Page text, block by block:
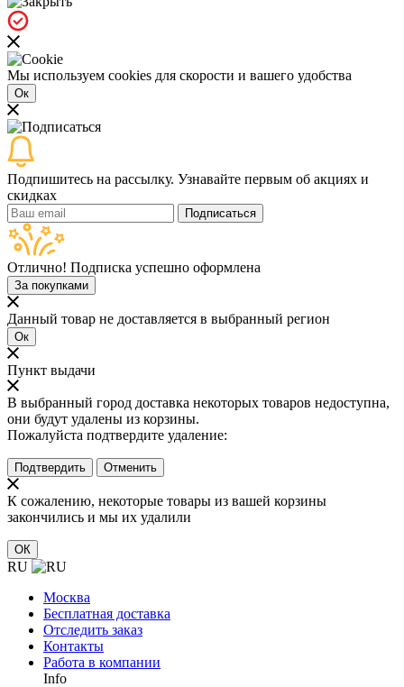
Мы используем cookies для скорости и вашего удобства
Ок
Подпишитесь на рассылку. Узнавайте первым об акциях и
скидках
Подписаться
Отлично! Подписка успешно оформлена
За покупками
Данный товар не доставляется в выбранный регион
Ок
Пункт выдачи
В выбранный город доставка некоторых товаров недоступна,
они будут удалены из корзины.
Пожалуйста подтвердите удаление:
Подтвердить Отменить
К сожалению, некоторые товары из вашей корзины
закончились и мы их удалили
ОК
RU
Москва
Бесплатная доставка
Отследить заказ
Контакты
Работа в компании
Info